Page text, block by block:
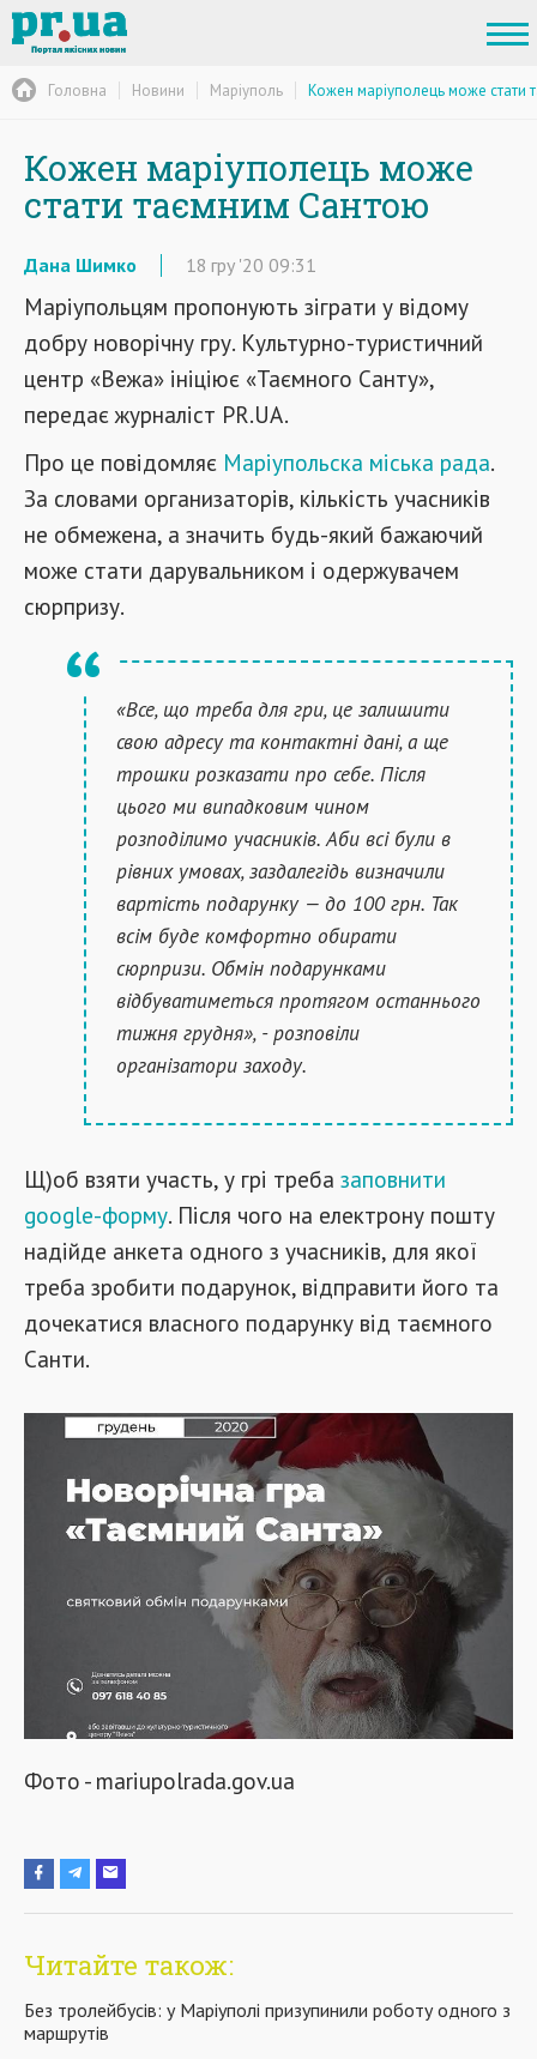
Головна Новини Маріуполь Кожен маріуполець може стати
Кожен маріуполець може
стати таємним Сантою
Дана Шимко 18 гру '20 09:31
Маріупольцям пропонують зіграти у відому
добру новорічну гру. Культурно-туристичний
центр «Вежа» ініціює «Таємного Санту»,
передає журналіст PR.UA.
Про це повідомляє Маріупольска міська рада.
За словами организаторів, кількість учасників
не обмежена, а значить будь-який бажаючий
може стати дарувальником і одержувачем
сюрпризу.
«Все, що треба для гри, це залишити
свою адресу та контактні дані, а ще
трошки розказати про себе. Після
цього ми випадковим чином
розподілимо учасників. Аби всі були в
рівних умовах, заздалегідь визначили
вартість подарунку — до 100 грн. Так
всім буде комфортно обирати
сюрпризи. Обмін подарунками
відбуватиметься протягом останнього
тижня грудня», - розповіли
організатори заходу.
Щ)об взяти участь, у грі треба заповнити
google-форму. Після чого на електрону пошту
надійде анкета одного з учасників, для якої
треба зробити подарунок, відправити його та
дочекатися власного подарунку від таємного
Санти.
Фото - mariupolrada.gov.ua
Читайте також:
Без тролейбусів: у Маріуполі призупинили роботу одного з
маршрутів